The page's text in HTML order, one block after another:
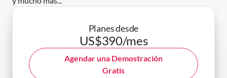
Planes desde
US$390/mes
Agendar una Demostración
Gratis